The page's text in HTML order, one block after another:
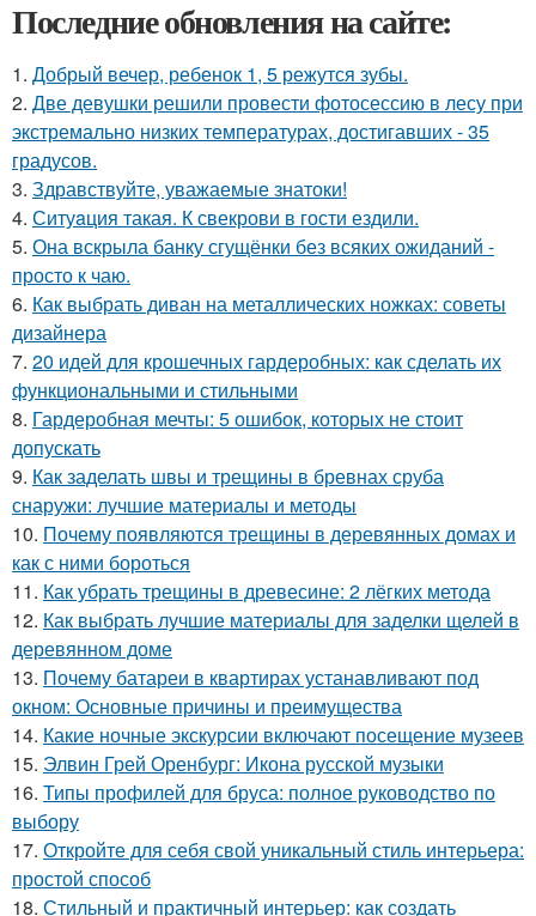
Последние обновления на сайте:
1. Добрый вечер, ребенок 1, 5 режутся зубы.
2. Две девушки решили провести фотосессию в лесу при
экстремально низких температурах, достигавших - 35
градусов.
3. Здравствуйте, уважаемые знатоки!
4. Ситуaция такая. К свекрови в гости ездили.
5. Она вскрыла банку сгущёнки без всяких ожиданий -
просто к чаю.
6. Как выбрать диван на металлических ножках: советы
дизайнера
7. 20 идей для крошечных гардеробных: как сделать их
функциональными и стильными
8. Гардеробная мечты: 5 ошибок, которых не стоит
допускать
9. Как заделать швы и трещины в бревнах сруба
снаружи: лучшие материалы и методы
10. Почему появляются трещины в деревянных домах и
как с ними бороться
11. Как убрать трещины в древесине: 2 лёгких метода
12. Как выбрать лучшие материалы для заделки щелей в
деревянном доме
13. Почему батареи в квартирах устанавливают под
окном: Основные причины и преимущества
14. Какие ночные экскурсии включают посещение музеев
15. Элвин Грей Оренбург: Икона русской музыки
16. Типы профилей для бруса: полное руководство по
выбору
17. Откройте для себя свой уникальный стиль интерьера:
простой способ
18. Стильный и практичный интерьер: как создать